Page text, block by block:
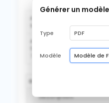
A l'attention de
Société
NEO-DIS.COM SAS
Adresse
56 Rue de Boulainvilliers
75016 Paris
Détails
Description
Générer un modèle
Type PDF
Modèle Modèle de